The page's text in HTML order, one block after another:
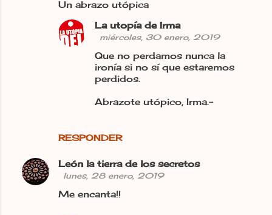
Un abrazo utópica
RESPONDER
La utopía de Irma
miércoles, 30 enero, 2019
Que no perdamos nunca la
ironía si no sí que estaremos
perdidos.
Abrazote utópico, Irma.-
León la tierra de los secretos
lunes, 28 enero, 2019
Me encanta!!